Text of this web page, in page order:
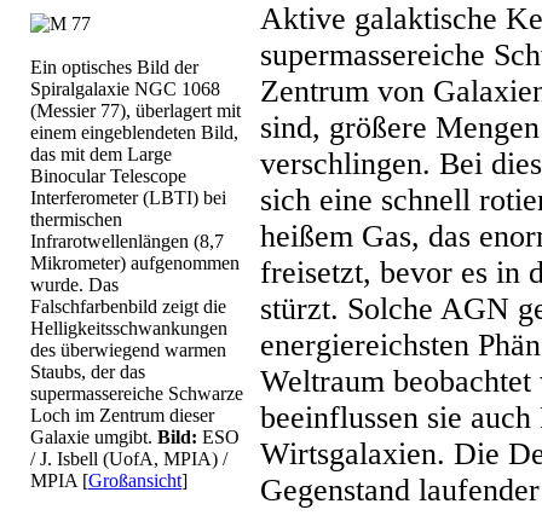
Ein optisches Bild der
Spiralgalaxie NGC 1068
(Messier 77), überlagert mit
einem eingeblendeten Bild,
das mit dem Large
Binocular Telescope
Interferometer (LBTI) bei
thermischen
Infrarotwellenlängen (8,7
Mikrometer) aufgenommen
wurde. Das
Falschfarbenbild zeigt die
Helligkeitsschwankungen
des überwiegend warmen
Staubs, der das
supermassereiche Schwarze
Loch im Zentrum dieser
Galaxie umgibt. Bild: ESO
/ J. Isbell (UofA, MPIA) /
MPIA [Großansicht]
Aktive galaktische
supermassereiche
Zentrum von
sind, größere
verschlingen. Bei
sich eine schnell
heißem Gas, das
freisetzt, bevor es in
stürzt. Solche AGN
energiereichsten
Weltraum
beeinflussen sie
Wirtsgalaxien. Die
Gegenstand